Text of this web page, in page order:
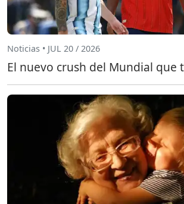
Noticias • JUL 20 / 2026
El nuevo crush del Mundial que